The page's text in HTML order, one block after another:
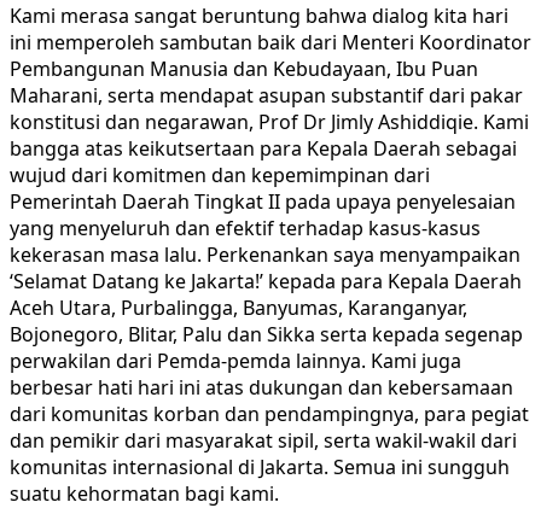
Kami merasa sangat beruntung bahwa dialog kita hari
ini memperoleh sambutan baik dari Menteri Koordinator
Pembangunan Manusia dan Kebudayaan, Ibu Puan
Maharani, serta mendapat asupan substantif dari pakar
konstitusi dan negarawan, Prof Dr Jimly Ashiddiqie. Kami
bangga atas keikutsertaan para Kepala Daerah sebagai
wujud dari komitmen dan kepemimpinan dari
Pemerintah Daerah Tingkat II pada upaya penyelesaian
yang menyeluruh dan efektif terhadap kasus-kasus
kekerasan masa lalu. Perkenankan saya menyampaikan
‘Selamat Datang ke Jakarta!’ kepada para Kepala Daerah
Aceh Utara, Purbalingga, Banyumas, Karanganyar,
Bojonegoro, Blitar, Palu dan Sikka serta kepada segenap
perwakilan dari Pemda-pemda lainnya. Kami juga
berbesar hati hari ini atas dukungan dan kebersamaan
dari komunitas korban dan pendampingnya, para pegiat
dan pemikir dari masyarakat sipil, serta wakil-wakil dari
komunitas internasional di Jakarta. Semua ini sungguh
suatu kehormatan bagi kami.